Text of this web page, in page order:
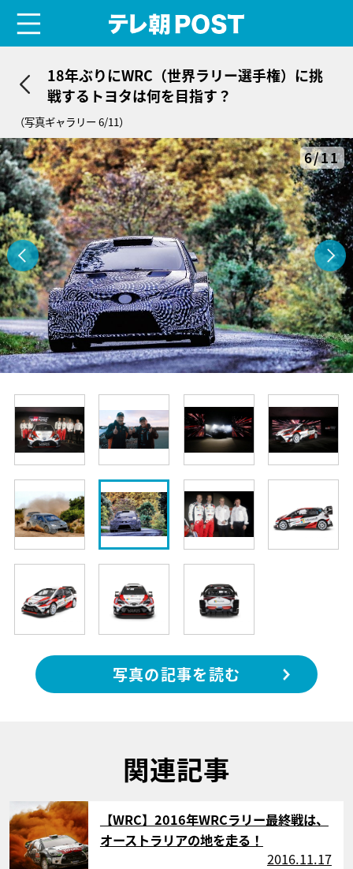
18年ぶりにWRC（世界ラリー選手権）に挑
戦するトヨタは何を目指す？
（写真ギャラリー 6/11）
6/11
写真の記事を読む
関連記事
サムネイル
【WRC】2016年WRCラリー最終戦は、
オーストラリアの地を走る！
2016.11.17